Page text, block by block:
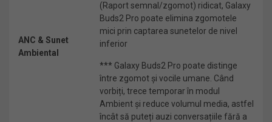
ANC & Sunet
Ambiental
(Raport semnal/zgomot) ridicat, Galaxy
Buds2 Pro poate elimina zgomotele
mici prin captarea sunetelor de nivel
inferior
*** Galaxy Buds2 Pro poate distinge
între zgomot și vocile umane. Când
vorbiți, trece temporar în modul
Ambient și reduce volumul media, astfel
încât să puteți auzi conversațiile fără a